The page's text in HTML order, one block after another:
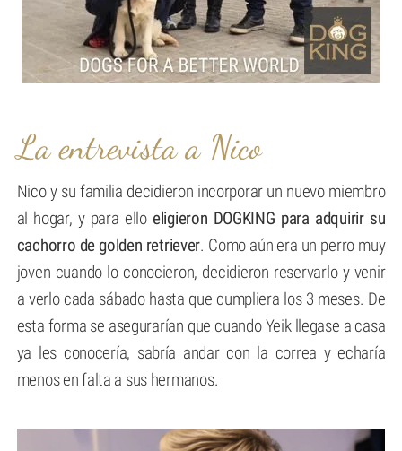
La entrevista a Nico
Nico y su familia decidieron incorporar un nuevo miembro
al hogar, y para elloeligieron DOGKING para adquirir su
cachorro de golden retriever. Como aún era un perro muy
joven cuando lo conocieron, decidieron reservarlo y venir
a verlo cada sábado hasta que cumpliera los 3 meses. De
esta forma se asegurarían que cuando Yeik llegase a casa
ya les conocería, sabría andar con la correa y echaría
menos en falta a sus hermanos.